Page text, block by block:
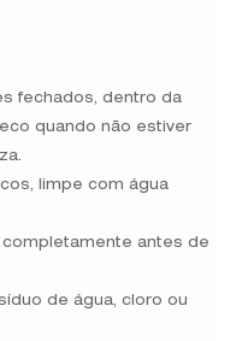
fechados, dentro da
quando não estiver
limpe com água
antes de
de água, cloro ou